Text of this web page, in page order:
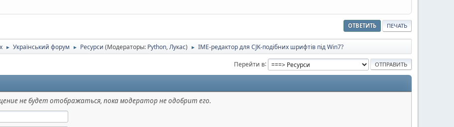
ОТВЕТИТЬ ПЕЧАТЬ
► Український форум ► Ресурси (Модераторы: Python,Лукас) ► IME-редактор для CJK-подібних шрифтів під Win7?
Перейти в
не будет отображаться, пока модератор не одобрит его.